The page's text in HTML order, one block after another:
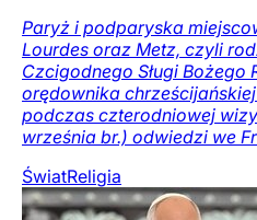
Paryż i podparyska
Lourdes oraz Metz, czyli
Czcigodnego Sługi Bożego
orędownika
podczas czterodniowej
września br.) odwiedzi we
ŚwiatReligia